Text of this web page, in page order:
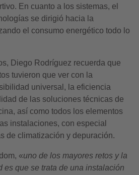
En cuanto a los sistemas, el
se dirigió hacia la
el consumo energético todo lo
Diego Rodríguez recuerda que
tuvieron que ver con la
universal, la eficiencia
de las soluciones técnicas de
así como todos los elementos
instalaciones, con especial
de climatización y depuración.
«uno de los mayores retos y la
es que se trata de una instalación